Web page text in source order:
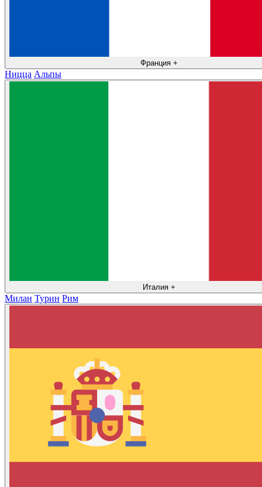
Франция +
Ницца Альпы
Италия +
Милан Турин Рим